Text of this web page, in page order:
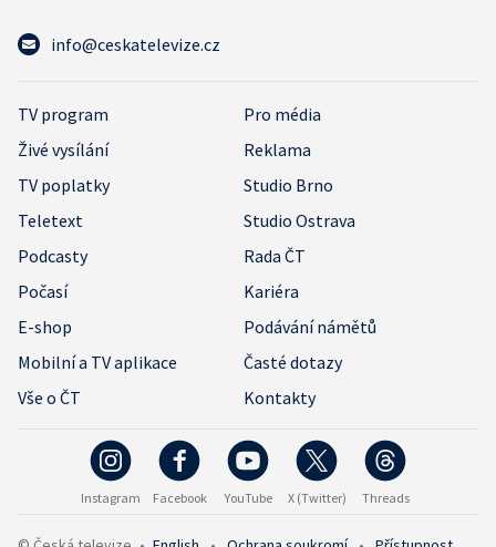
info@ceskatelevize.cz
TV program
Pro média
Živé vysílání
Reklama
TV poplatky
Studio Brno
Teletext
Studio Ostrava
Podcasty
Rada ČT
Počasí
Kariéra
E-shop
Podávání námětů
Mobilní a TV aplikace
Časté dotazy
Vše o ČT
Kontakty
Instagram Facebook YouTube X (Twitter) Threads